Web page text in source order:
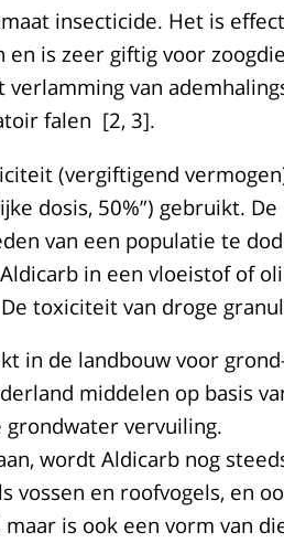
insecticide. Het is
is zeer giftig voor
van
falen [2, 3].
(vergiftigend
dosis, 50%”) gebruikt.
van een populatie te
in een vloeistof of
toxiciteit van droge
in de landbouw voor
middelen op basis
grondwater vervuiling.
wordt Aldicarb nog
vossen en roofvogels, en
is ook een vorm van